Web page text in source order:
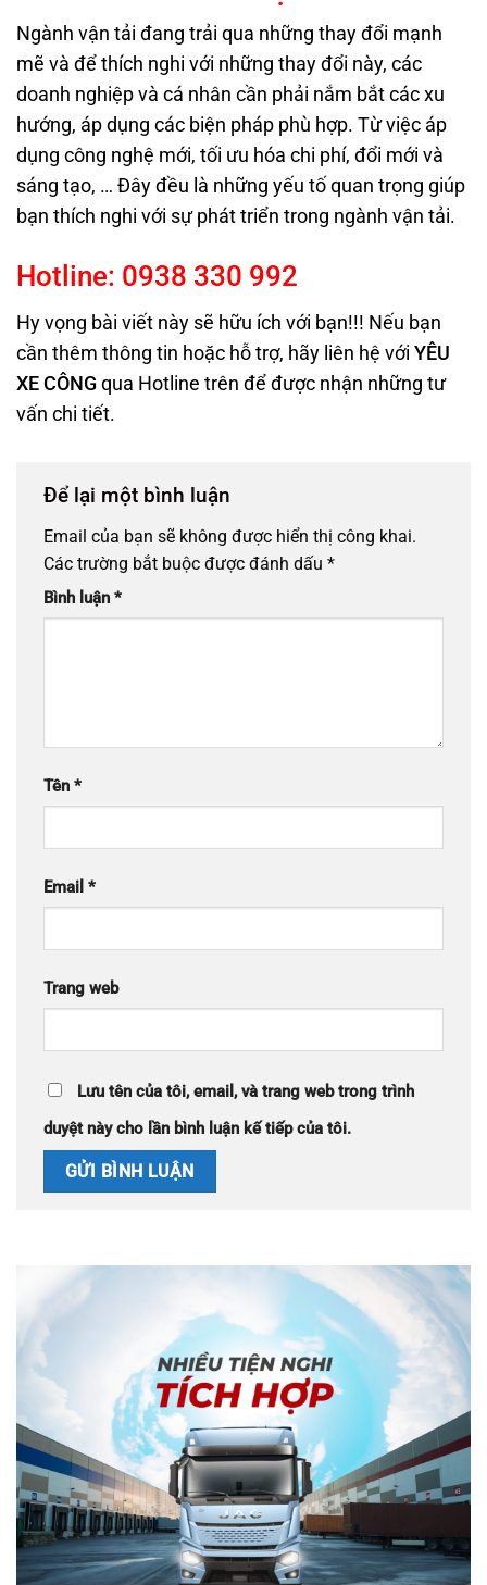
Ngành vận tải đang trải qua những thay đổi mạnh
mẽ và để thích nghi với những thay đổi này, các
doanh nghiệp và cá nhân cần phải nắm bắt các xu
hướng, áp dụng các biện pháp phù hợp. Từ việc áp
dụng công nghệ mới, tối ưu hóa chi phí, đổi mới và
sáng tạo, … Đây đều là những yếu tố quan trọng giúp
bạn thích nghi với sự phát triển trong ngành vận tải.
Hotline: 0938 330 992
Hy vọng bài viết này sẽ hữu ích với bạn!!! Nếu bạn
cần thêm thông tin hoặc hỗ trợ, hãy liên hệ với YÊU
XE CÔNG qua Hotline trên để được nhận những tư
vấn chi tiết.
Để lại một bình luận
Email của bạn sẽ không được hiển thị công khai.
Các trường bắt buộc được đánh dấu *
Bình luận *
Tên *
Email *
Trang web
Lưu tên của tôi, email, và trang web trong trình
duyệt này cho lần bình luận kế tiếp của tôi.